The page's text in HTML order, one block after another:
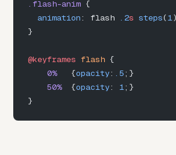
.flash-anim {
  animation
: flash .2s steps(1)
}
@keyframes flash {
    0%
   {
opacity: .5;}
    50%
  {
opacity: 1;}
}